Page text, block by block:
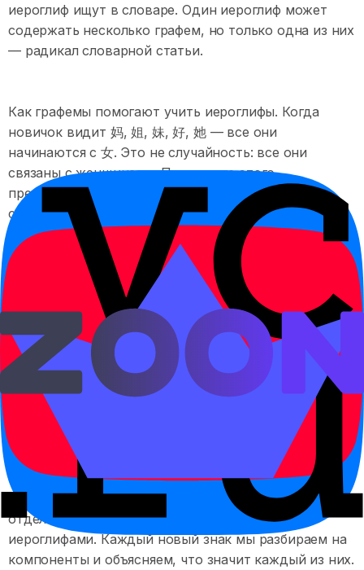
иероглиф ищут в словаре. Один иероглиф может
содержать несколько графем, но только одна из них
— радикал словарной статьи.
Как графемы помогают учить иероглифы. Когда
новичок видит 妈, 姐, 妹, 好, 她 — все они
начинаются с 女. Это не случайность: все они
связаны с женщинами. Понимание этого
превращает иероглифы из случайных рисунков в
систему, и запоминание идёт в разы быстрее. К
уровню HSK 2 студент уже способен угадать
значение незнакомого иероглифа примерно в
половине случаев — по графеме.
Самые частотные графемы для уровня HSK 1–2: 人
(人/亻 человек), 女 (женщина), 心 (心/忄 сердце), 水
(水/氵 вода), 火 (火/灬 огонь), 口 (рот), 言 (言/讠 речь),
木 (дерево), 月 (月/⺼ месяц/плоть), 手 (手/扌 рука).
Уже эти 10 графем встречаются в сотнях
иероглифов первых двух уровней.
В программе ChinaChild графемы вводятся не
отдельным модулем, а сразу с первыми
иероглифами. Каждый новый знак мы разбираем на
компоненты и объясняем, что значит каждый из них.